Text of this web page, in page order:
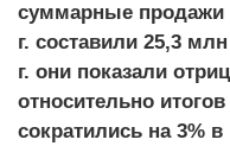
суммарные продажи
г. составили 25,3
г. они показали
относительно
сократились на 3%